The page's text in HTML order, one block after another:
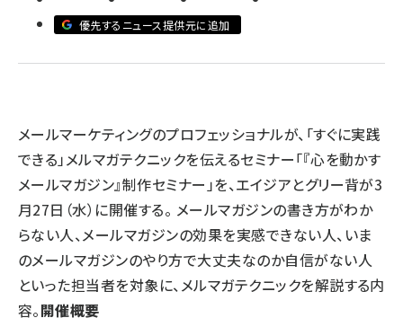
z世代 (1622)
優先するニュース提供元に追加
メールマーケティングのプロフェッショナルが、「すぐに実践
できる」メルマガテクニックを伝えるセミナー「『心を動かす
メールマガジン』制作セミナー」を、エイジアとグリー背が3
月27日（水）に開催する。 メールマガジンの書き方がわか
らない人、メールマガジンの効果を実感できない人、いま
のメールマガジンのやり方で大丈夫なのか自信がない人
といった担当者を対象に、メルマガテクニックを解説する内
容。開催概要